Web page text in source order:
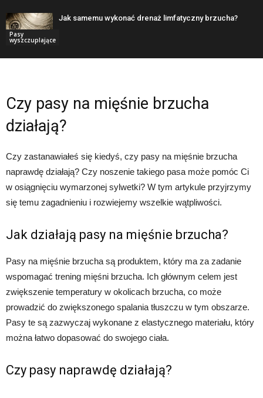
Pasy
wyszczuplające
Jak samemu wykonać drenaż limfatyczny brzucha?
Czy pasy na mięśnie brzucha
działają?
Czy zastanawiałeś się kiedyś, czy pasy na mięśnie brzucha
naprawdę działają? Czy noszenie takiego pasa może pomóc Ci
w osiągnięciu wymarzonej sylwetki? W tym artykule przyjrzymy
się temu zagadnieniu i rozwiejemy wszelkie wątpliwości.
Jak działają pasy na mięśnie brzucha?
Pasy na mięśnie brzucha są produktem, który ma za zadanie
wspomagać trening mięśni brzucha. Ich głównym celem jest
zwiększenie temperatury w okolicach brzucha, co może
prowadzić do zwiększonego spalania tłuszczu w tym obszarze.
Pasy te są zazwyczaj wykonane z elastycznego materiału, który
można łatwo dopasować do swojego ciała.
Czy pasy naprawdę działają?